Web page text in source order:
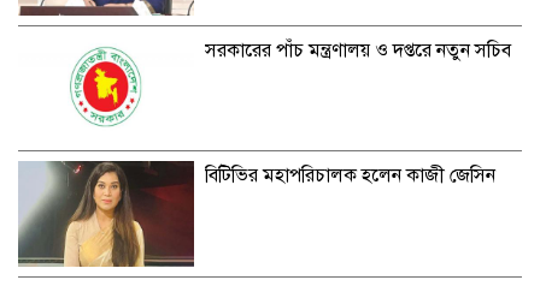
সরকারের পাঁচ মন্ত্রণালয় ও দপ্তরে নতুন সচিব
বিটিভির মহাপরিচালক হলেন কাজী জেসিন